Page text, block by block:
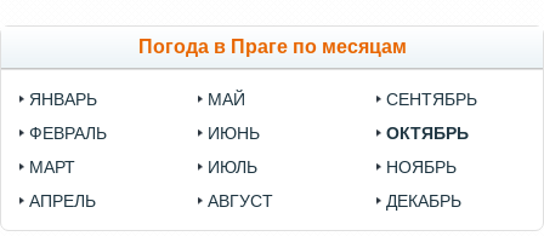
Погода в Праге по месяцам
ЯНВАРЬ
ФЕВРАЛЬ
МАРТ
АПРЕЛЬ
МАЙ
ИЮНЬ
ИЮЛЬ
АВГУСТ
СЕНТЯБРЬ
ОКТЯБРЬ
НОЯБРЬ
ДЕКАБРЬ